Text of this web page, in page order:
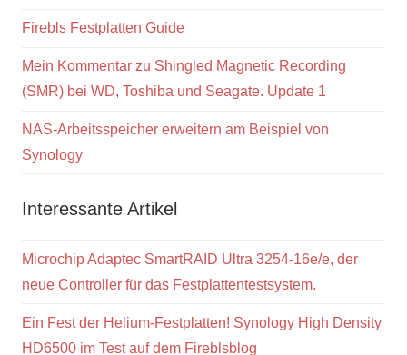
Firebls Festplatten Guide
Mein Kommentar zu Shingled Magnetic Recording
(SMR) bei WD, Toshiba und Seagate. Update 1
NAS-Arbeitsspeicher erweitern am Beispiel von
Synology
Interessante Artikel
Microchip Adaptec SmartRAID Ultra 3254-16e/e, der
neue Controller für das Festplattentestsystem.
Ein Fest der Helium-Festplatten! Synology High Density
HD6500 im Test auf dem Fireblsblog